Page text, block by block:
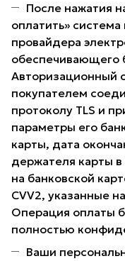
После нажатия
оплатить» система
провайдера
обеспечивающего
Авторизационный
покупателем
протоколу TLS и
параметры его
карты, дата
держателя карты в
на банковской
CVV2, указанные
Операция оплаты
полностью
Ваши